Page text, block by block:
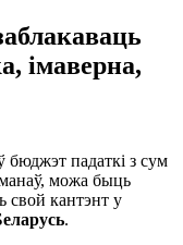
імаверна,
бюджэт падаткі з сум
можа быць
свой кантэнт у
.